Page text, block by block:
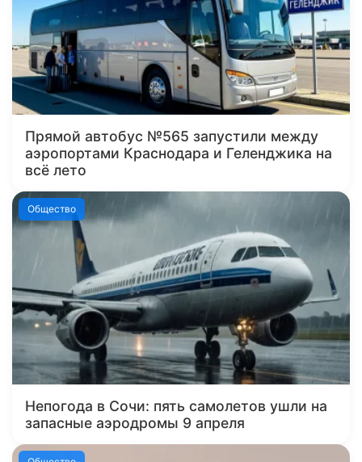
Прямой автобус №565 запустили между
аэропортами Краснодара и Геленджика на
всё лето
Общество
Непогода в Сочи: пять самолетов ушли на
запасные аэродромы 9 апреля